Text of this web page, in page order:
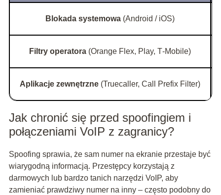
Blokada systemowa(Android / iOS)
Filtry operatora(Orange Flex, Play, T‑Mobile)
Aplikacje zewnętrzne(Truecaller, Call Prefix Filter)
Jak chronić się przed spoofingiem i
połączeniami VoIP z zagranicy?
Spoofing sprawia, że sam numer na ekranie przestaje być
wiarygodną informacją. Przestępcy korzystają z
darmowych lub bardzo tanich narzędzi VoIP, aby
zamieniać prawdziwy numer na inny – często podobny do